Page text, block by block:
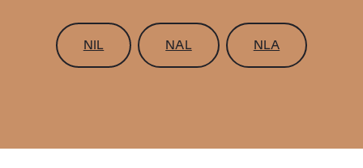
NIL NAL NLA